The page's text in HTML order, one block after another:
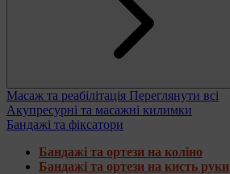
Масаж та реабілітація Переглянути всі
Акупресурні та масажні килимки
Бандажі та фіксатори
Бандажі та ортези на коліно
Бандажі та ортези на кисть руки